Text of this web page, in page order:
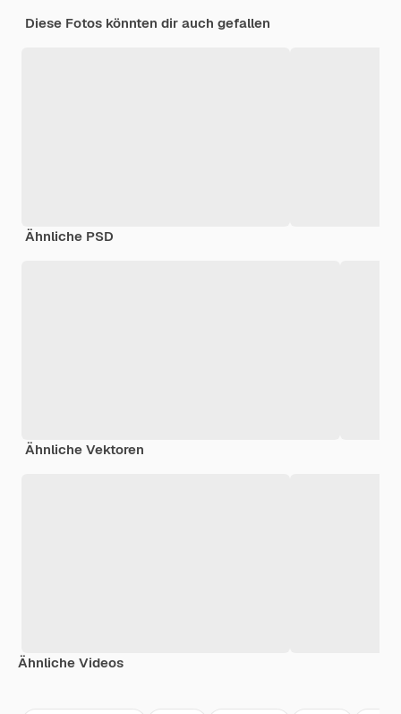
Diese Fotos könnten dir auch gefallen
Ähnliche PSD
Ähnliche Vektoren
Ähnliche Videos